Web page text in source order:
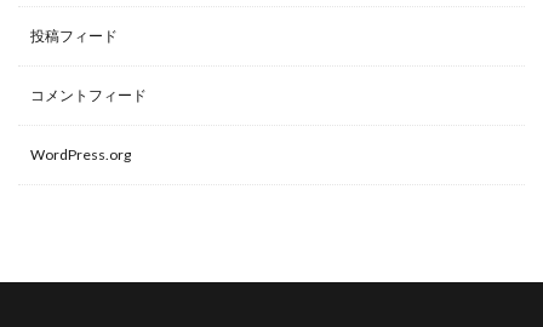
投稿フィード
コメントフィード
WordPress.org